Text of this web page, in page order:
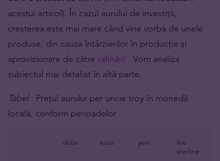
acestui articol). În cazul aurului de investiții,
creșterea este mai mare când vine vorba de unele
produse, din cauza întârzierilor în producție și
aprovizionare de către rafinării . Vom analiza
subiectul mai detaliat în altă parte.
Tabel : Prețul aurului per uncie troy în monedă
locală, conform perioadelor
dolar euro yeni
lire
sterline